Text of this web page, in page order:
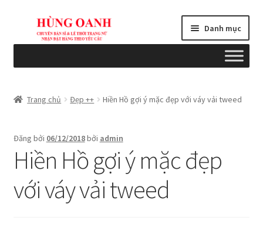
hướng
Chuyển
dung
Danh mục
Blogs
Trang chủ Đẹp ++ Hiền Hồ gợi ý mặc đẹp với váy vải tweed
Đăng bởi 06/12/2018bởi admin
Hiền Hồ gợi ý mặc đẹp
với váy vải tweed